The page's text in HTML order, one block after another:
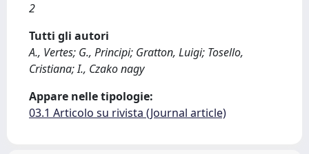
2
Tutti gli autori
A., Vertes; G., Principi; Gratton, Luigi; Tosello,
Cristiana; I., Czako nagy
Appare nelle tipologie:
03.1 Articolo su rivista (Journal article)